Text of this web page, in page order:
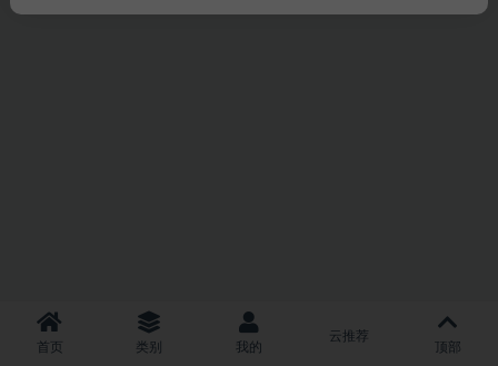
首页 类别 我的
云推荐
顶部